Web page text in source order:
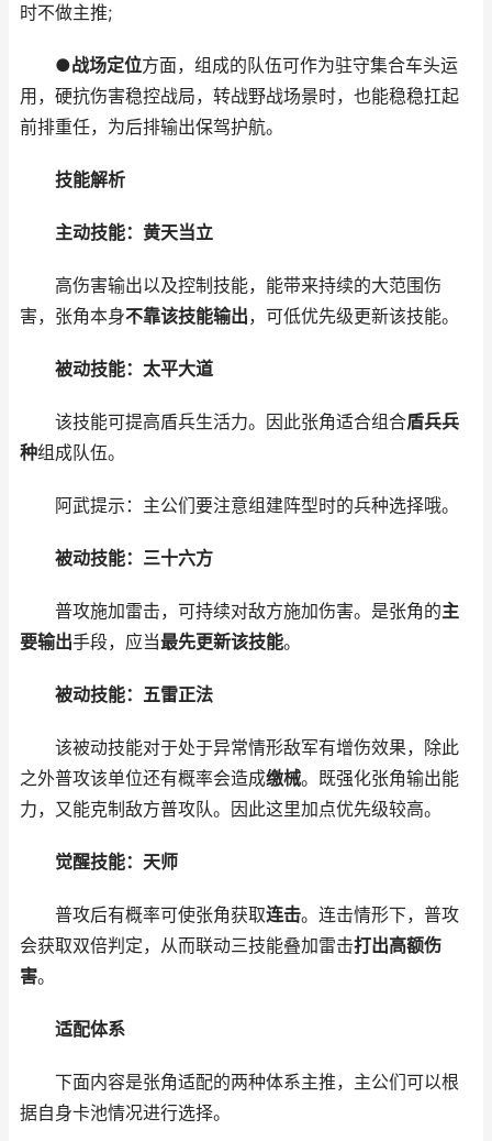
时不做主推;
●战场定位方面，组成的队伍可作为驻守集合车头运
用，硬抗伤害稳控战局，转战野战场景时，也能稳稳扛起
前排重任，为后排输出保驾护航。
技能解析
主动技能：黄天当立
高伤害输出以及控制技能，能带来持续的大范围伤
害，张角本身不靠该技能输出，可低优先级更新该技能。
被动技能：太平大道
该技能可提高盾兵生活力。因此张角适合组合盾兵兵
种组成队伍。
阿武提示：主公们要注意组建阵型时的兵种选择哦。
被动技能：三十六方
普攻施加雷击，可持续对敌方施加伤害。是张角的主
要输出手段，应当最先更新该技能。
被动技能：五雷正法
该被动技能对于处于异常情形敌军有增伤效果，除此
之外普攻该单位还有概率会造成缴械。既强化张角输出能
力，又能克制敌方普攻队。因此这里加点优先级较高。
觉醒技能：天师
普攻后有概率可使张角获取连击。连击情形下，普攻
会获取双倍判定，从而联动三技能叠加雷击打出高额伤
害。
适配体系
下面内容是张角适配的两种体系主推，主公们可以根
据自身卡池情况进行选择。